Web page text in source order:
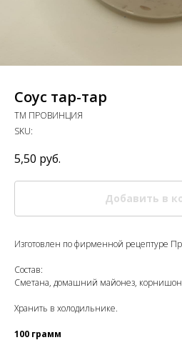
Соус тар-тар
ТМ ПРОВИНЦИЯ
SKU:
5,50 руб.
Добавить в
Изготовлен по фирменной рецептуре
Состав:
Сметана, домашний майонез,
Хранить в холодильнике.
100 грамм